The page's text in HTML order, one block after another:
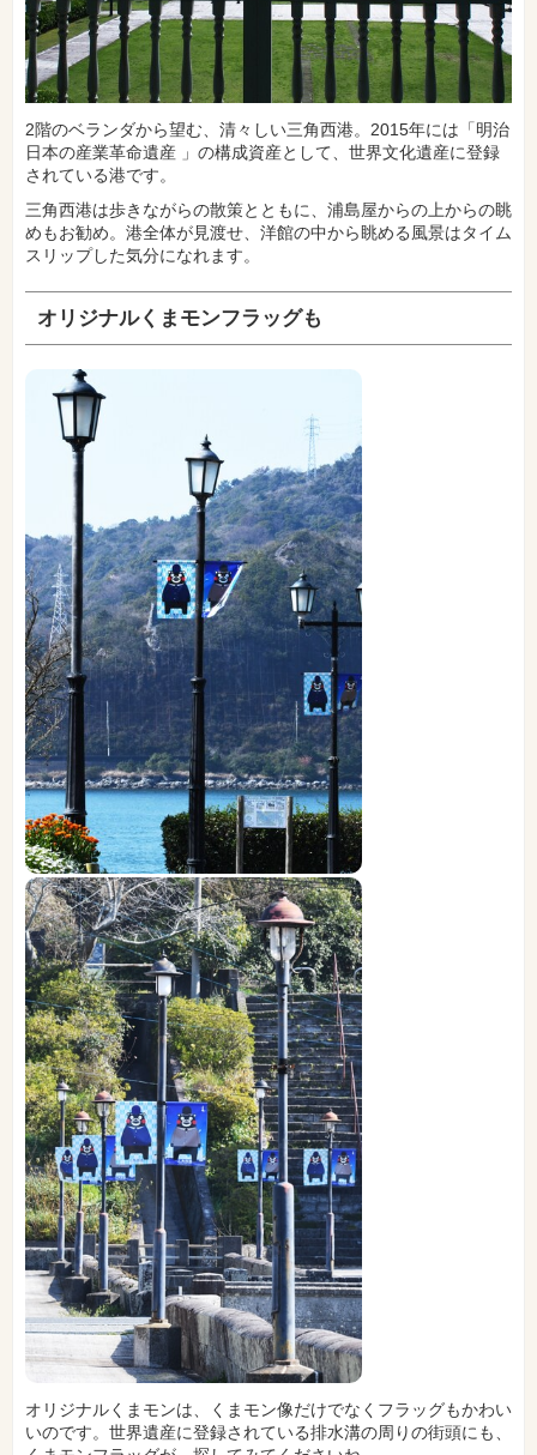
2階のベランダから望む、清々しい三角西港。2015年には「明治
日本の産業革命遺産 」の構成資産として、世界文化遺産に登録
されている港です。
三角西港は歩きながらの散策とともに、浦島屋からの上からの眺
めもお勧め。港全体が見渡せ、洋館の中から眺める風景はタイム
スリップした気分になれます。
オリジナルくまモンフラッグも
オリジナルくまモンは、くまモン像だけでなくフラッグもかわい
いのです。世界遺産に登録されている排水溝の周りの街頭にも、